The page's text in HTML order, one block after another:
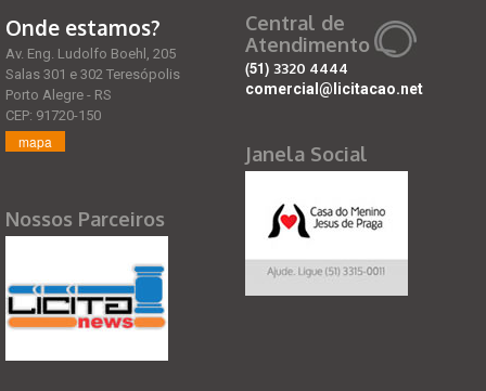
Onde estamos?
Av. Eng. Ludolfo Boehl, 205
Salas 301 e 302 Teresópolis
Porto Alegre - RS
CEP: 91720-150
mapa
Nossos Parceiros
Central de
Atendimento
(51) 3320 4444
comercial@licitacao.net
Janela Social